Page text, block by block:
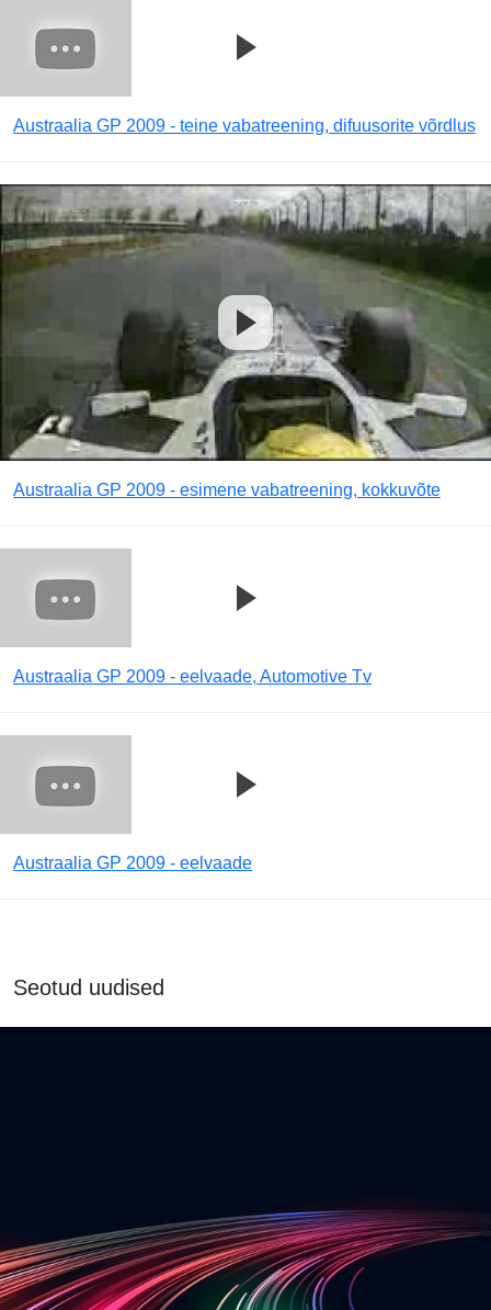
Austraalia GP 2009 - teine vabatreening, difuusorite võrdlus
Austraalia GP 2009 - esimene vabatreening, kokkuvõte
Austraalia GP 2009 - eelvaade, Automotive Tv
Austraalia GP 2009 - eelvaade
Seotud uudised